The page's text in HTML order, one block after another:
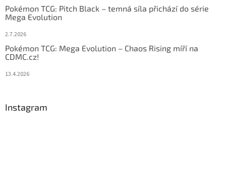
Pokémon TCG: Pitch Black – temná síla přichází do série
Mega Evolution
2.7.2026
Pokémon TCG: Mega Evolution – Chaos Rising míří na
CDMC.cz!
13.4.2026
Instagram